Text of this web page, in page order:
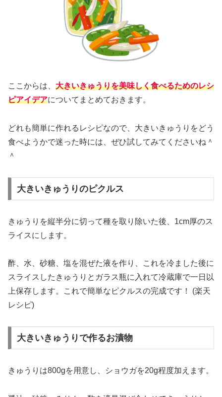
ここからは、 大きいきゅうりを美味しく食べるためのレシ
ピアイデアについてまとめておきます。
どれも簡単に作れるレシピなので、大きいきゅうりをどう
食べようかで迷った時には、ぜひ試してみてくださいね＾
＾
大きいきゅうりのピクルス
きゅうりを縦半分に切って種を取り除いた後、1cm厚のス
ライスにします。
酢、水、砂糖、塩を混ぜた液を作り、これを冷ました後に
スライスしたきゅうりとガラス瓶に入れて冷蔵庫で一日以
上保存します。これで簡単なピクルスの完成です！​ (楽天
レシピ)​
大きいきゅうりで作るお漬物
きゅうりは800gを用意し、ショウガを20g程度加えます。